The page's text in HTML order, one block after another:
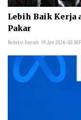
Lebih Baik Kerja
Pakar
Redaksi Daerah 19 Jan 2026 -